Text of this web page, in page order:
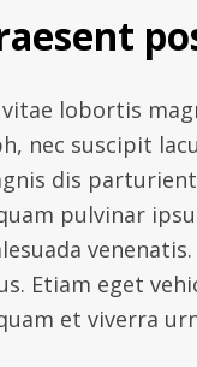
lobortis
nec suscipit
dis
pulvinar
Etiam eget
et viverra